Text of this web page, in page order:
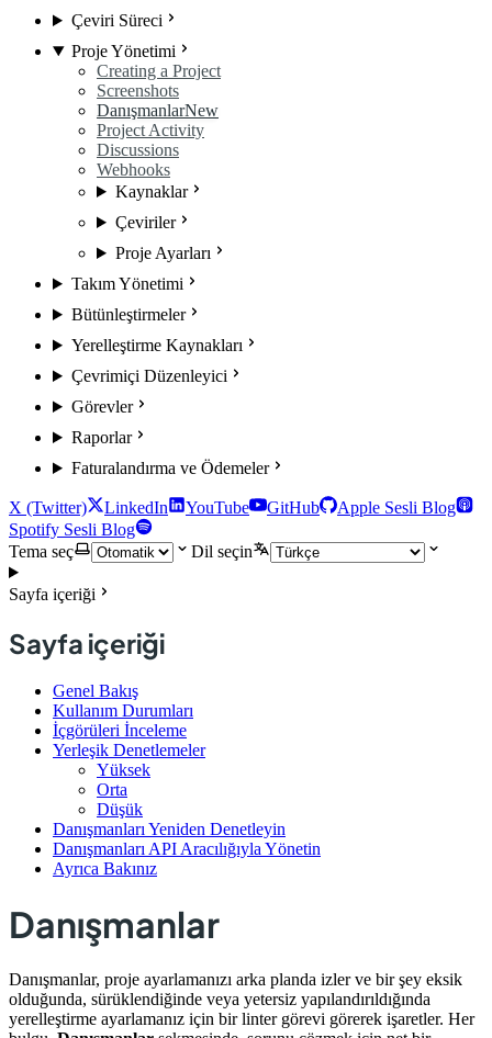
Çeviri Süreci
Proje Yönetimi
Creating a Project
Screenshots
DanışmanlarNew
Project Activity
Discussions
Webhooks
Kaynaklar
Çeviriler
Proje Ayarları
Takım Yönetimi
Bütünleştirmeler
Yerelleştirme Kaynakları
Çevrimiçi Düzenleyici
Görevler
Raporlar
Faturalandırma ve Ödemeler
X (Twitter) LinkedIn YouTube GitHub
Apple Sesli Blog
Spotify Sesli Blog
Tema seç
Dil seçin
Sayfa içeriği
Sayfa içeriği
Genel Bakış
Kullanım Durumları
İçgörüleri İnceleme
Yerleşik Denetlemeler
Yüksek
Orta
Düşük
Danışmanları Yeniden Denetleyin
Danışmanları API Aracılığıyla Yönetin
Ayrıca Bakınız
Danışmanlar
Danışmanlar, proje ayarlamanızı arka planda izler ve bir şey eksik
olduğunda, sürüklendiğinde veya yetersiz yapılandırıldığında
yerelleştirme ayarlamanız için bir linter görevi görerek işaretler. Her